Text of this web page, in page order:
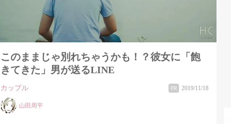
このままじゃ別れちゃうかも！？彼女に「飽
きてきた」男が送るLINE
カップル PR 2019/11/18
山田周平